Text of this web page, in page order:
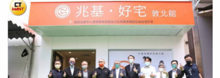
病房戲同樣火花四射，被賞巴掌後將對方壓在門上怒吼撕
裂，兩人在怨恨與無奈中瘋狂交鋒。談及角色的極端狀態，
姚淳耀坦言：「他永遠都拿槍指著自己的頭，根本不在乎性
命，好像每一刻隨時都可以離開。」姚淳耀談及飾演的角色
羅冠豪，表示他彷彿永遠拿槍指著自己的頭，隨時可以離
開。（圖／瀚草影視）